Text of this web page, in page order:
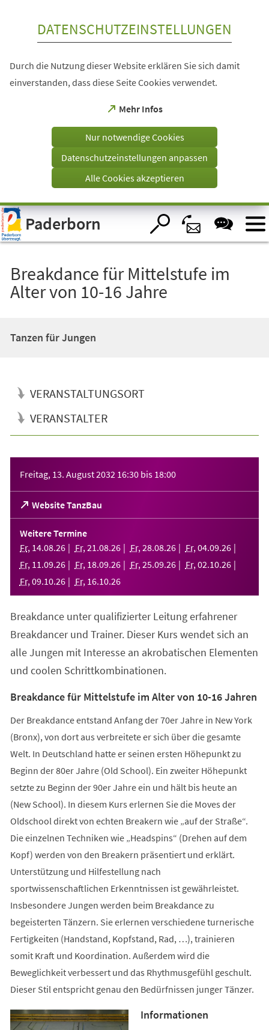
Visuelle
Assistenzsoftware
öffnen.
DATENSCHUTZEINSTELLUNGEN
Durch die Nutzung dieser Website erklären Sie sich damit
einverstanden, dass diese Seite Cookies verwendet.
Mehr Infos
(Öffnet
einem
Tab)
Nur notwendige Cookies
Datenschutzeinstellungen anpassen
Alle Cookies akzeptieren
Paderborn
Breakdance für Mittelstufe im
Alter von 10-16 Jahre
Tanzen für Jungen
VERANSTALTUNGSORT
VERANSTALTER
Freitag, 13. August 2032 16:30 bis 18:00
Website TanzBau
(Öffnet
in
einem
neuen
Tab)
Weitere Termine
Fr, 14.08.26 Fr, 21 .08.26 Fr, 28.08.26 Fr, 04.09.26
Fr, 11 .09.26 Fr, 18.09.26 Fr, 25.09.26 Fr, 02.10.26
Fr, 09.10.26 Fr, 16.10.26
Breakdance unter qualifizierter Leitung erfahrener
Breakdancer und Trainer. Dieser Kurs wendet sich an
alle Jungen mit Interesse an akrobatischen Elementen
und coolen Schrittkombinationen.
Breakdance für Mittelstufe im Alter von 10-16 Jahren
Der Breakdance entstand Anfang der 70er Jahre in New York
(Bronx), von dort aus verbreitete er sich über die gesamte
Welt. In Deutschland hatte er seinen ersten Höhepunkt zu
Beginn der 80er Jahre (Old School). Ein zweiter Höhepunkt
setzte zu Beginn der 90er Jahre ein und hält bis heute an
(New School). In diesem Kurs erlernen Sie die Moves der
Oldschool direkt von echten Breakern wie „auf der Straße“.
Die einzelnen Techniken wie „Headspins“ (Drehen auf dem
Kopf) werden von den Breakern präsentiert und erklärt.
Unterstützung und Hilfestellung nach
sportwissenschaftlichen Erkenntnissen ist gewährleistet.
Insbesondere Jungen werden beim Breakdance zu
begeisterten Tänzern. Sie erlernen verschiedene turnerische
Fertigkeiten (Handstand, Kopfstand, Rad, …), trainieren
somit Kraft und Koordination. Außerdem wird die
Beweglichkeit verbessert und das Rhythmusgefühl geschult.
Dieser Stil entspricht genau den Bedürfnissen junger Tänzer.
Informationen